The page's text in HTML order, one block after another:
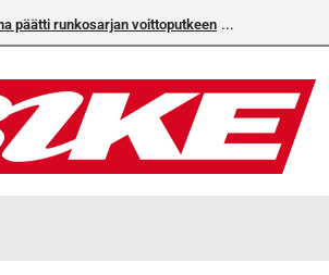
päätti runkosarjan voittoputkeen